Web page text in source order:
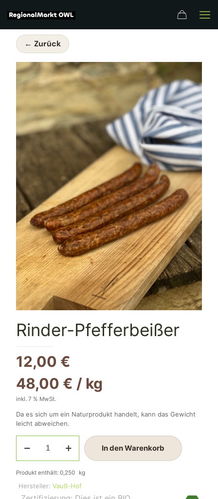
← Zurück
Rinder-Pfefferbeißer
12,00 €
48,00 € / kg
inkl. 7 % MwSt.
Da es sich um ein Naturprodukt handelt, kann das Gewicht
leicht abweichen.
Pfefferbeißer
In den Warenkorb
Produkt enthält: 0,250 kg
Hersteller: Vauß-Hof